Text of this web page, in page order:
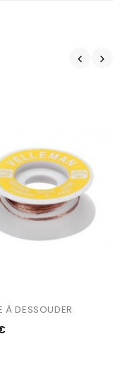
À DESSOUDER